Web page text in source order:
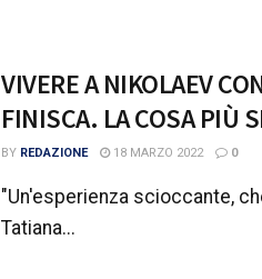
VIVERE A NIKOLAEV
FINISCA. LA COSA PIÙ
BY REDAZIONE 18 MARZO 2022 0
"Un'esperienza scioccante,
Tatiana...